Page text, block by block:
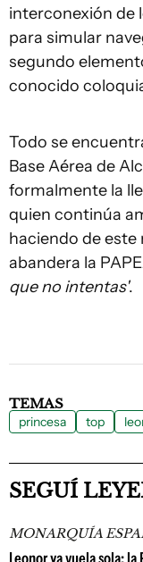
interconexión de
para simular
segundo
conocido
Todo se
Base Aérea de
formalmente la
quien continúa
haciendo de
abandera la
que no intentas'.
TEMAS
princesa top
SEGUÍ
MONARQUÍA